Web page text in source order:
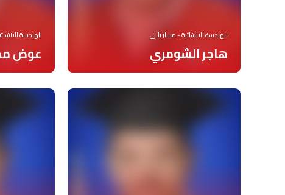
الهندسة الانشائية - مسار ثاني
هاجر الشومري
الهندسة
عوض